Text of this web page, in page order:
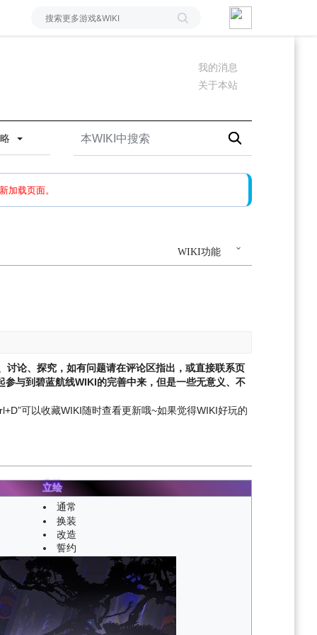
我的消息
关于本站
加载页面。
还有问题，请多尝试几次。
WIKI功能
论、探究，如有问题请在评论区指出，或直接联系页
与到碧蓝航线WIKI的完善中来，但是一些无意义、不
可以收藏WIKI随时查看更新哦~如果觉得WIKI好玩的
立绘
通常
换装
改造
誓约